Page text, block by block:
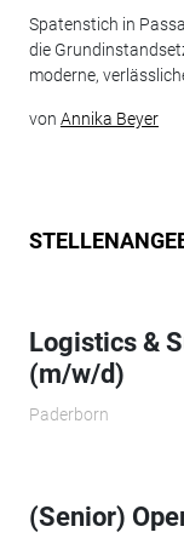
Spatenstich in
die
moderne,
von Annika Beyer
Logistics &
(m/w/d)
Paderborn
(Senior)